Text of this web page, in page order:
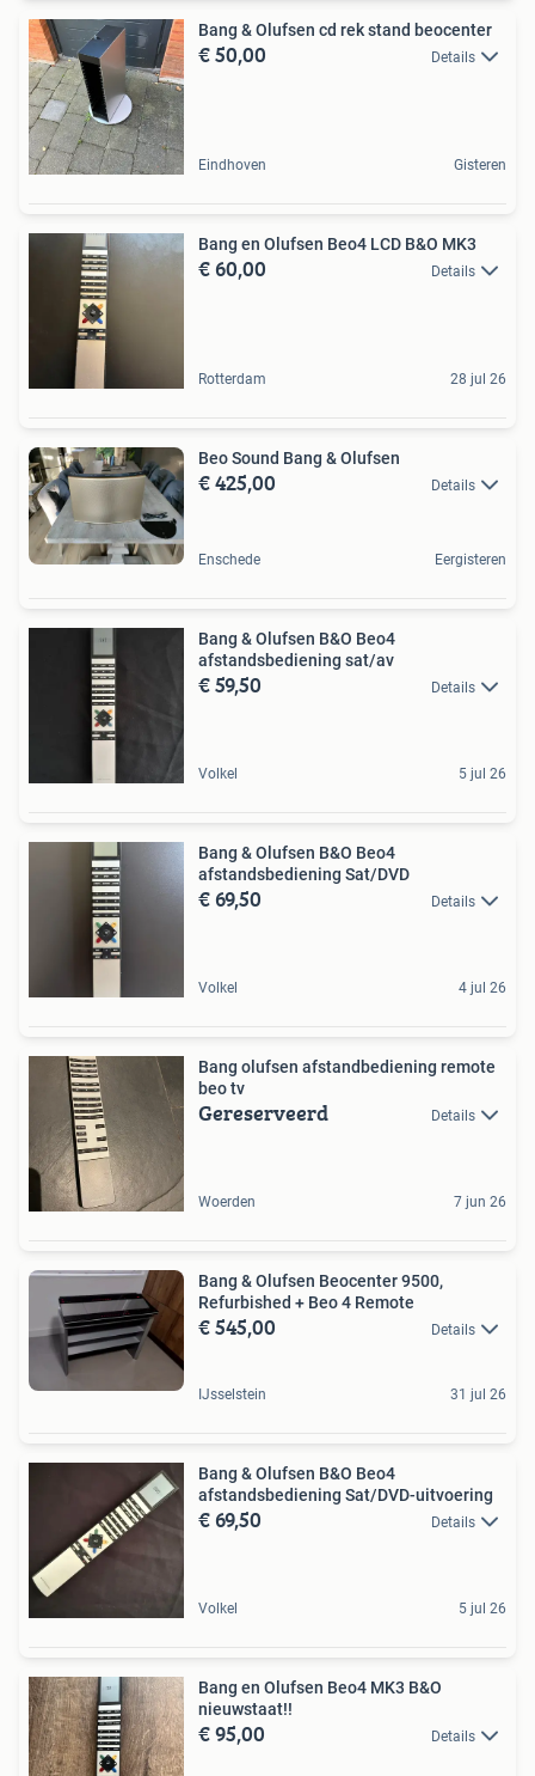
Bang & Olufsen cd rek stand beocenter
€ 50,00 Details
Eindhoven Gisteren
Bang en Olufsen Beo4 LCD B&O MK3
€ 60,00 Details
Rotterdam 28 jul 26
Beo Sound Bang & Olufsen
€ 425,00 Details
Enschede Eergisteren
Bang & Olufsen B&O Beo4
afstandsbediening sat/av
€ 59,50 Details
Volkel 5 jul 26
Bang & Olufsen B&O Beo4
afstandsbediening Sat/DVD
€ 69,50 Details
Volkel 4 jul 26
Bang olufsen afstandbediening remote
beo tv
Gereserveerd Details
Woerden 7 jun 26
Bang & Olufsen Beocenter 9500,
Refurbished + Beo 4 Remote
€ 545,00 Details
IJsselstein 31 jul 26
Bang & Olufsen B&O Beo4
afstandsbediening Sat/DVD-uitvoering
€ 69,50 Details
Volkel 5 jul 26
Bang en Olufsen Beo4 MK3 B&O
nieuwstaat!!
€ 95,00 Details